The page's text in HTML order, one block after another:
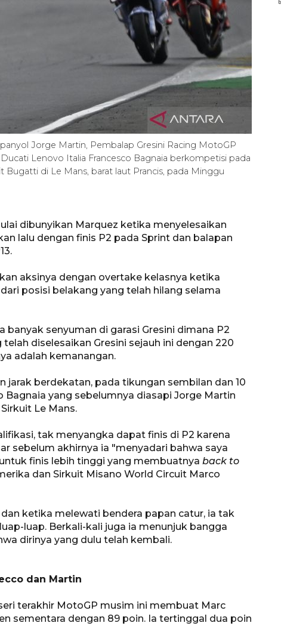
Jorge Martin, Pembalap Gresini Racing MotoGP
Lenovo Italia Francesco Bagnaia berkompetisi pada
Bugatti di Le Mans, barat laut Prancis, pada Minggu
dibunyikan Marquez ketika menyelesaikan
lalu dengan finis P2 pada Sprint dan balapan
aksinya dengan overtake kelasnya ketika
dari posisi belakang yang telah hilang selama
senyuman di garasi Gresini dimana P2
diselesaikan Gresini sejauh ini dengan 220
adalah kemanangan.
jarak berdekatan, pada tikungan sembilan dan 10
Bagnaia yang sebelumnya diasapi Jorge Martin
Le Mans.
tak menyangka dapat finis di P2 karena
sebelum akhirnya ia "menyadari bahwa saya
finis lebih tinggi yang membuatnya back to
dan Sirkuit Misano World Circuit Marco
ketika melewati bendera papan catur, ia tak
luap. Berkali-kali juga ia menunjuk bangga
dirinya yang dulu telah kembali.
dan Martin
terakhir MotoGP musim ini membuat Marc
sementara dengan 89 poin. Ia tertinggal dua poin
2026-08-06 06:30:00